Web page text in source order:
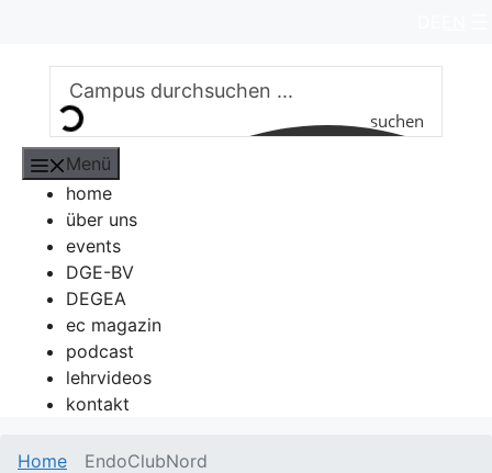
springen
suchen
Menü
home
über uns
events
DGE-BV
DEGEA
ec magazin
podcast
lehrvideos
kontakt
Home EndoClubNord